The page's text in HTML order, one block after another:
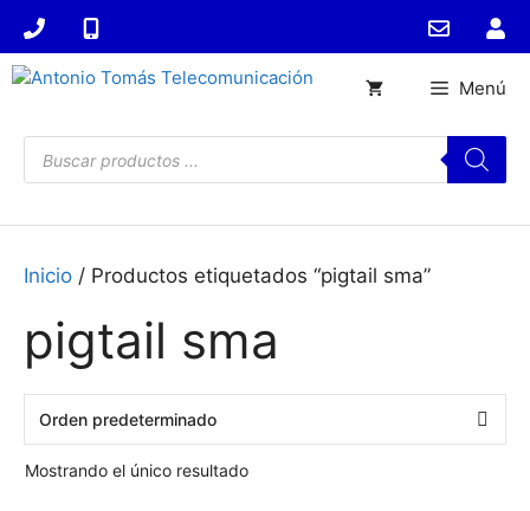
Saltar
contenido
Búsqueda
de
productos
Menú
Inicio / Productos etiquetados “pigtail sma”
pigtail sma
Mostrando el único resultado